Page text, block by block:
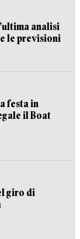
analisi
le previsioni
festa in
il Boat
giro di